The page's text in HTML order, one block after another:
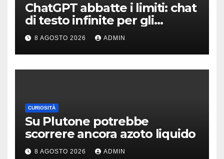
ChatGPT abbatte i limiti: chat
di testo infinite per gli
account gratis e intelligenza
potenziata
8 AGOSTO 2026 ADMIN
CURIOSITÀ
Su Plutone potrebbe
scorrere ancora azoto liquido
8 AGOSTO 2026 ADMIN